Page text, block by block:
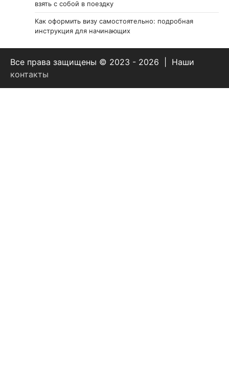
взять с собой в поездку
Как оформить визу самостоятельно: подробная
инструкция для начинающих
Все права защищены © 2023 - 2026 | Наши
контакты